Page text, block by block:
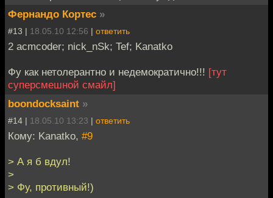
Фернандо Кортес »
#13 | 18.05.10 12:56 | ответить
2 acmcoder; nick_nSk; Tef; Kanatko
Фу как нетолерантно и недемократично!!! [тут
суперсмешной смайл]
boondocksaint »
#14 | 18.05.10 13:23 | ответить
Кому: Kanatko, #9
> А я б вдул!
>
> Фу, противный!)